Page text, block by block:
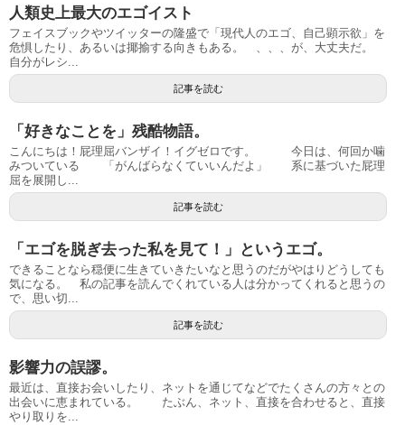
人類史上最大のエゴイスト
フェイスブックやツイッターの隆盛で「現代人のエゴ、自己顕示欲」を
危惧したり、あるいは揶揄する向きもある。 、、、が、大丈夫だ。
自分がレシ...
記事を読む
「好きなことを」残酷物語。
こんにちは！屁理屈バンザイ！イグゼロです。 今日は、何回か噛
みついている 「がんばらなくていいんだよ」 系に基づいた屁理
屈を展開し...
記事を読む
「エゴを脱ぎ去った私を見て！」というエゴ。
できることなら穏便に生きていきたいなと思うのだがやはりどうしても
気になる。 私の記事を読んでくれている人は分かってくれると思うの
で、思い切...
記事を読む
影響力の誤謬。
最近は、直接お会いしたり、ネットを通じてなどでたくさんの方々との
出会いに恵まれている。 たぶん、ネット、直接を合わせると、直接
やり取りを...